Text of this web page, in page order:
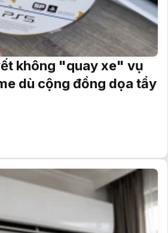
không "quay xe" vụ
dù cộng đồng dọa tẩy